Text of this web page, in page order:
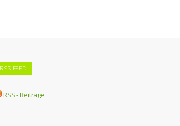
RSS-FEED
RSS - Beiträge